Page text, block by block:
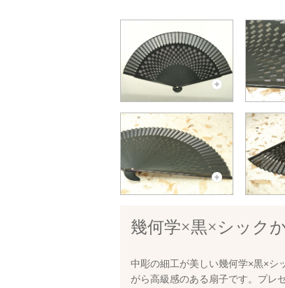
幾何学×黒×シック
中彫の細工が美しい幾何学×黒×シ
がら高級感のある扇子です。プレ